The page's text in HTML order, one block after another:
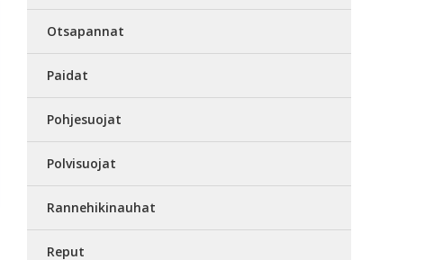
Otsapannat
Paidat
Pohjesuojat
Polvisuojat
Rannehikinauhat
Reput